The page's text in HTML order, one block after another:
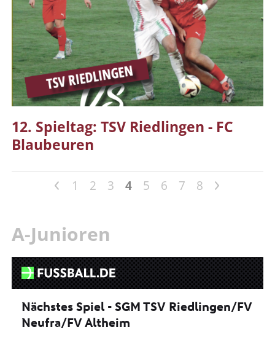
12. Spieltag: TSV Riedlingen - FC
Blaubeuren
< 1 2 3 4 5 6 7 8 >
A-Junioren